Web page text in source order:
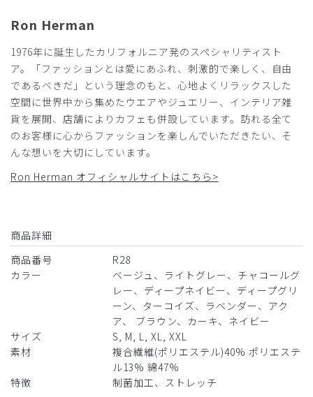
商品：R28メンズ:Ron Herman スクラブパンツ/チャコ
役に立った 0
ダーマツ様
購入確認済み
2024-09-18
ロンハーマンスクラブ ディープネイビー
大変スタイリッシュで着心地も良く気に入ってくれました。
178センチ痩せ型で
上はM、下はLでちょうどいい感じでした。
店舗で買ってサイズを確かめてから後日刺繍を郵送でお願い
対応も迅速できちんとしてくださったので安心です。また追
加で購入したいと考えています。
R28メンズ:Ron Herman スクラブパンツ/ディー
プネイビー/L
Ron Herman
1976年に誕生したカリフォルニア発のスペシャリティスト
ア。「ファッションとは愛にあふれ、刺激的で楽しく、自由
であるべきだ」という理念のもと、心地よくリラックスした
空間に世界中から集めたウエアやジュエリー、インテリア雑
貨を展開、店舗によりカフェも併設しています。訪れる全て
のお客様に心からファッションを楽しんでいただきたい、そ
んな想いを大切にしています。
Ron Herman オフィシャルサイトはこちら>
商品詳細
商品番号
R28
カラー
ベージュ、ライトグレー、チャコールグ
レー、ディープネイビー、ディープグリ
ーン、ターコイズ、ラベンダー、アク
ア、 ブラウン、カーキ、ネイビー
サイズ
S, M, L, XL, XXL
素材
複合繊維(ポリエステル)40% ポリエステ
ル13% 綿47%
特徴
制菌加工、ストレッチ